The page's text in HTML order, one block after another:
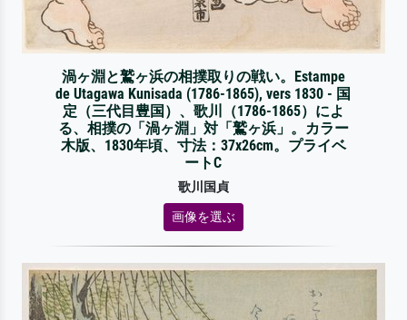
渦ヶ淵と鷲ヶ浜の相撲取りの戦い。Estampe
de Utagawa Kunisada (1786-1865), vers 1830 - 国
定（三代目豊国）、歌川（1786-1865）によ
る、相撲の「渦ヶ淵」対「鷲ヶ浜」。カラー
木版、1830年頃、寸法：37x26cm。プライベ
ートC
歌川国貞
画像を選ぶ